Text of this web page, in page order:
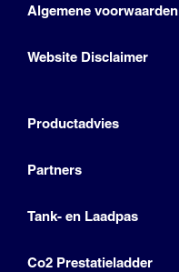
Algemene voorwaarden
Website Disclaimer
Productadvies
Partners
Tank- en Laadpas
Co2 Prestatieladder